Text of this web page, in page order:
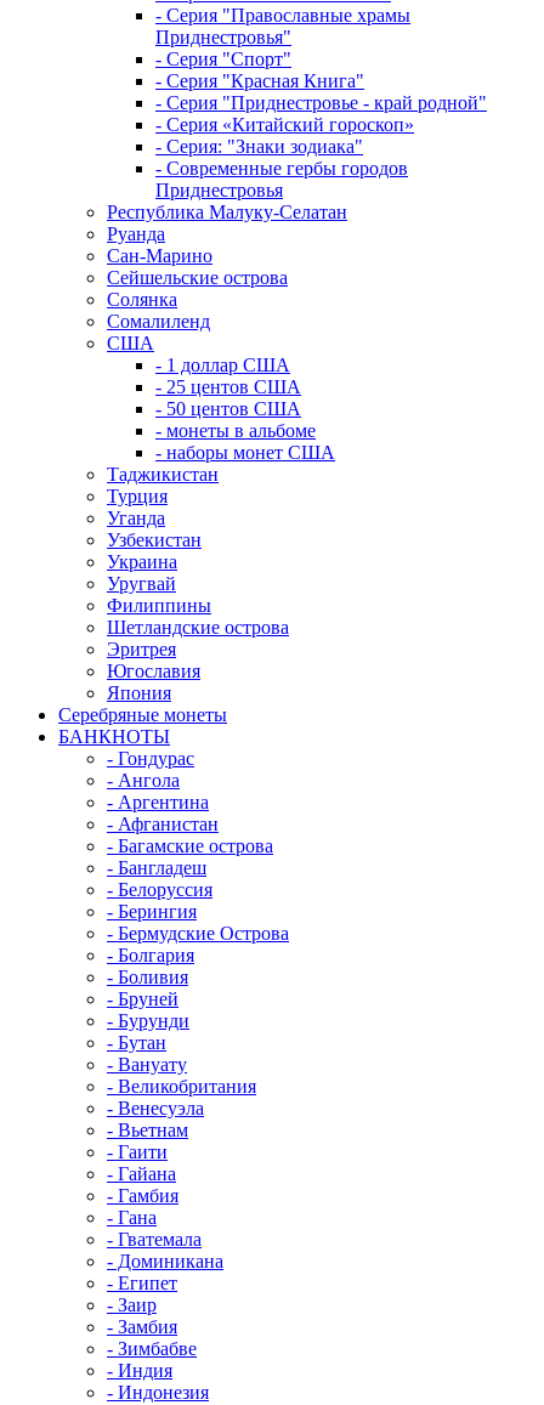
- Серия "Православные храмы
Приднестровья"
- Серия "Спорт"
- Серия "Красная Книга"
- Серия "Приднестровье - край родной"
- Серия «Китайский гороскоп»
- Серия: "Знаки зодиака"
- Современные гербы городов
Приднестровья
Республика Малуку-Селатан
Руанда
Сан-Марино
Сейшельские острова
Солянка
Сомалиленд
США
- 1 доллар США
- 25 центов США
- 50 центов США
- монеты в альбоме
- наборы монет США
Таджикистан
Турция
Уганда
Узбекистан
Украина
Уругвай
Филиппины
Шетландские острова
Эритрея
Югославия
Япония
Серебряные монеты
БАНКНОТЫ
- Гондурас
- Ангола
- Аргентина
- Афганистан
- Багамские острова
- Бангладеш
- Белоруссия
- Берингия
- Бермудские Острова
- Болгария
- Боливия
- Бруней
- Бурунди
- Бутан
- Вануату
- Великобритания
- Венесуэла
- Вьетнам
- Гаити
- Гайана
- Гамбия
- Гана
- Гватемала
- Доминикана
- Египет
- Заир
- Замбия
- Зимбабве
- Индия
- Индонезия